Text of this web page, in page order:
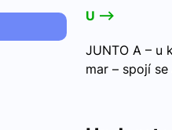
U -->
JUNTO A – u
mar – spojí